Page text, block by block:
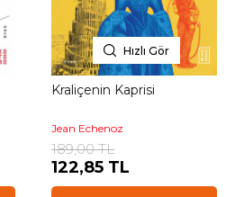
Hızlı Gör
Kraliçenin Kaprisi
Jean Echenoz
189,00 TL
122,85 TL